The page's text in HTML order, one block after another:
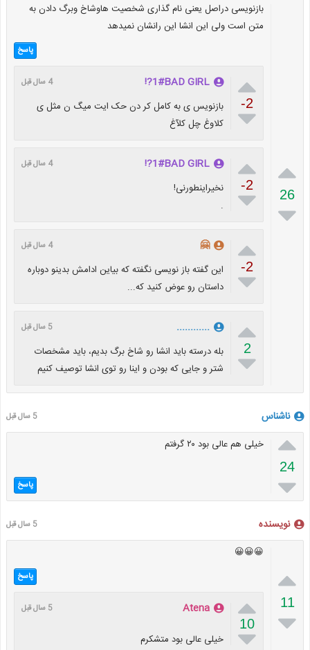

26

بازنویسی دراصل یعنی نام گذاری شخصیت هاوشاخ وبرگ دادن به
متن است ولی این انشا این رانشان نمیدهد
پاسخ

-2

1#BAD GIRL?! 4 سال قبل
بازنویس ی به کامل کر دن حک ایت میگ ن مثل ی
کلاوغ چل کلآغ

-2

1#BAD GIRL?! 4 سال قبل
نخیراینطورنی!
.

-2

🤗 4 سال قبل
این گفته باز نویسی نگفته که بیاین ادامش بدینو دوباره
داستان رو عوض کنید که...

2

............ 5 سال قبل
بله درسته باید انشا رو شاخ برگ بدیم، باید مشخصات
شتر و جایی که بودن و اینا رو توی انشا توصیف کنیم
ناشناس 5 سال قبل

24

خیلی هم عالی بود ۲۰ گرفتم
پاسخ
نویسنده 5 سال قبل

11

😀😀😀
پاسخ

10

Atena 5 سال قبل
خیلی عالی بود متشکرم